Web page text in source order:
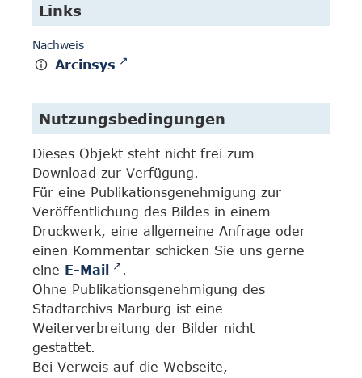
Links
Nachweis
Arcinsys
Nutzungsbedingungen
Dieses Objekt steht nicht frei zum
Download zur Verfügung.
Für eine Publikationsgenehmigung zur
Veröffentlichung des Bildes in einem
Druckwerk, eine allgemeine Anfrage oder
einen Kommentar schicken Sie uns gerne
eine E-Mail
.
Ohne Publikationsgenehmigung des
Stadtarchivs Marburg ist eine
Weiterverbreitung der Bilder nicht
gestattet.
Bei Verweis auf die Webseite,